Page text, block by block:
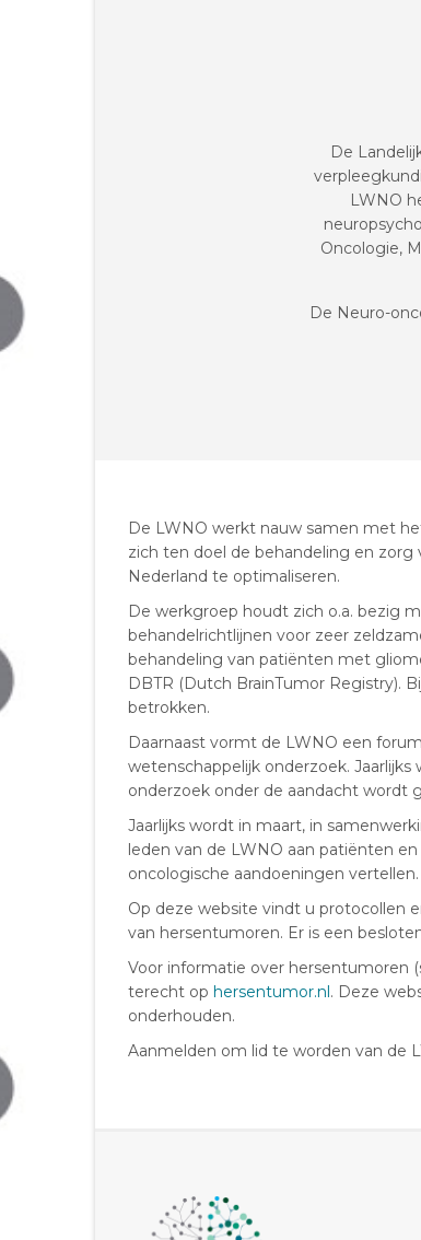
De
LWNO
Oncologie,
De Neuro-
De LWNO werkt nauw samen met
zich ten doel de behandeling en
Nederland te optimaliseren.
De werkgroep houdt zich o.a. bezig
behandelrichtlijnen voor zeer
behandeling van patiënten met
DBTR (Dutch BrainTumor Registry).
betrokken.
Daarnaast vormt de LWNO een
wetenschappelijk onderzoek.
onderzoek onder de aandacht wordt
Jaarlijks wordt in maart, in
leden van de LWNO aan patiënten
oncologische aandoeningen vertellen.
Op deze website vindt u protocollen
van hersentumoren. Er is een
Voor informatie over hersentumoren
terecht op hersentumor.nl. Deze
onderhouden.
Aanmelden om lid te worden van de